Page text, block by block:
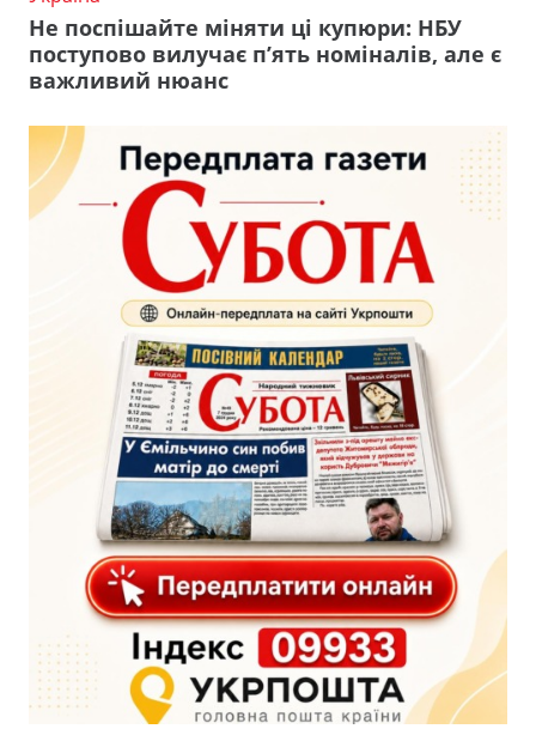
Не поспішайте міняти ці купюри: НБУ
поступово вилучає п’ять номіналів, але є
важливий нюанс